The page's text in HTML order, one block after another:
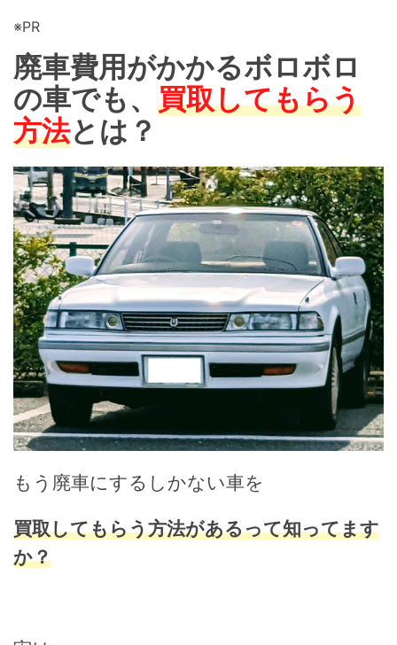
※PR
廃車費用がかかるボロボロ
の車でも、 買取してもらう
方法とは？
もう廃車にするしかない車を
買取してもらう方法があるって知ってます
か？